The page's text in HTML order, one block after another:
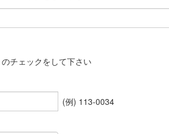
チェックをして下さい
(例) 113-0034